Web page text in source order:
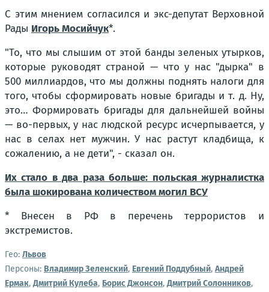
С этим мнением согласился и экс-депутат Верховной
Рады Игорь Мосийчук*.
"То, что мы слышим от этой банды зеленых утырков,
которые руководят страной — что у нас "дырка" в
500 миллиардов, что мы должны поднять налоги для
того, чтобы сформировать новые бригады и т. д. Ну,
это… Формировать бригады для дальнейшей войны
— во-первых, у нас людской ресурс исчерпывается, у
нас в селах нет мужчин. У нас растут кладбища, к
сожалению, а не дети", - сказал он.
Их стало в два раза больше: польская журналистка
была шокирована количеством могил ВСУ
* Внесен в РФ в перечень террористов и
экстремистов.
Гео: Львов
Персоны: Владимир Зеленский, Евгений Поддубный, Андрей
Ермак,Дмитрий Кулеба, Борис Джонсон,Дмитрий Солонников,